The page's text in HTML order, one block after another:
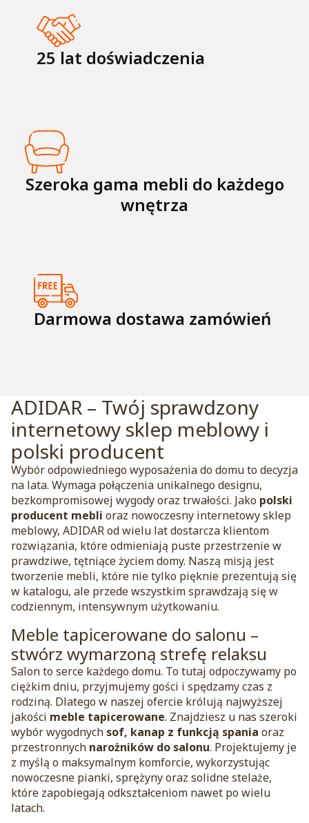
25 lat doświadczenia
Szeroka gama mebli do każdego
wnętrza
Darmowa dostawa zamówień
ADIDAR – Twój sprawdzony
internetowy sklep meblowy i
polski producent
Wybór odpowiedniego wyposażenia do domu to decyzja
na lata. Wymaga połączenia unikalnego designu,
bezkompromisowej wygody oraz trwałości. Jako polski
producent mebli oraz nowoczesny internetowy sklep
meblowy, ADIDAR od wielu lat dostarcza klientom
rozwiązania, które odmieniają puste przestrzenie w
prawdziwe, tętniące życiem domy. Naszą misją jest
tworzenie mebli, które nie tylko pięknie prezentują się
w katalogu, ale przede wszystkim sprawdzają się w
codziennym, intensywnym użytkowaniu.
Meble tapicerowane do salonu –
stwórz wymarzoną strefę relaksu
Salon to serce każdego domu. To tutaj odpoczywamy po
ciężkim dniu, przyjmujemy gości i spędzamy czas z
rodziną. Dlatego w naszej ofercie królują najwyższej
jakości meble tapicerowane. Znajdziesz u nas szeroki
wybór wygodnych sof, kanap z funkcją spania oraz
przestronnych narożników do salonu. Projektujemy je
z myślą o maksymalnym komforcie, wykorzystując
nowoczesne pianki, sprężyny oraz solidne stelaże,
które zapobiegają odkształceniom nawet po wielu
latach.